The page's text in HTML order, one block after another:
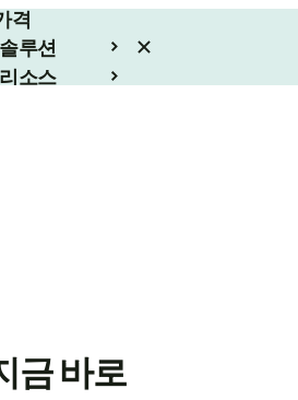
격
솔루션
리소스
금 바로